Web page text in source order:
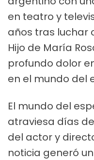
en teatro y
años tras luchar
Hijo de María
profundo dolor
en el mundo del
El mundo del
atraviesa días
del actor y
noticia generó